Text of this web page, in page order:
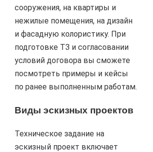
сооружения, на квартиры и
нежилые помещения, на дизайн
и фасадную колористику. При
подготовке ТЗ и согласовании
условий договора вы сможете
посмотреть примеры и кейсы
по ранее выполненным работам.
Виды эскизных проектов
Техническое задание на
эскизный проект включает